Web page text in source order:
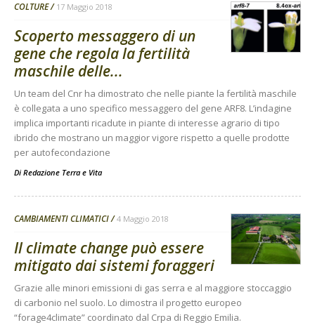
COLTURE 17 Maggio 2018
Scoperto messaggero di un
gene che regola la fertilità
maschile delle...
Un team del Cnr ha dimostrato che nelle piante la fertilità maschile
è collegata a uno specifico messaggero del gene ARF8. L’indagine
implica importanti ricadute in piante di interesse agrario di tipo
ibrido che mostrano un maggior vigore rispetto a quelle prodotte
per autofecondazione
Di Redazione Terra e Vita
CAMBIAMENTI CLIMATICI 4 Maggio 2018
Il climate change può essere
mitigato dai sistemi foraggeri
Grazie alle minori emissioni di gas serra e al maggiore stoccaggio
di carbonio nel suolo. Lo dimostra il progetto europeo
“forage4climate” coordinato dal Crpa di Reggio Emilia.